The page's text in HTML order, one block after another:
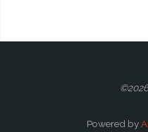
Powered by